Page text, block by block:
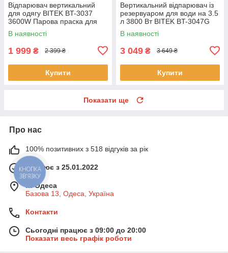
​​Відпарювач вертикальний
для одягу BITEK BT-3037
3600W Парова праска для
всіх видів тканини
В наявності
1 999 ₴ 2 399 ₴
Купити
Вертикальний відпарювач із
резервуаром для води на 3.5
л 3800 Вт BITEK BT-3047G
Парогенератор для одягу
В наявності
3 049 ₴ 3 649 ₴
Купити
Показати ще
Про нас
100% позитивних з 518 відгуків за рік
Працює з 25.01.2022
м. Одеса
Базова 13, Одеса, Україна
Контакти
Сьогодні працює з 09:00 до 20:00
Показати весь графік роботи
КНОПКА
ЗВ'ЯЗКУ